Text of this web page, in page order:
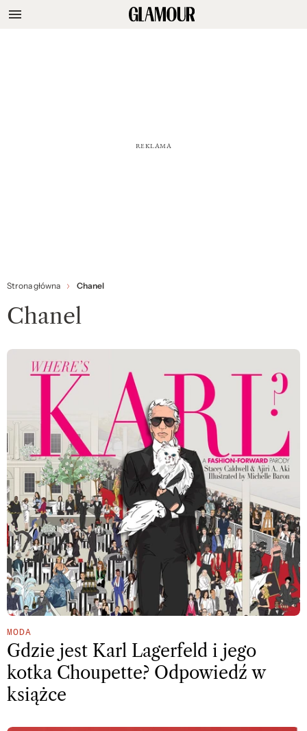
Strona główna Chanel
Chanel
MODA
Gdzie jest Karl Lagerfeld i jego
kotka Choupette? Odpowiedź w
książce